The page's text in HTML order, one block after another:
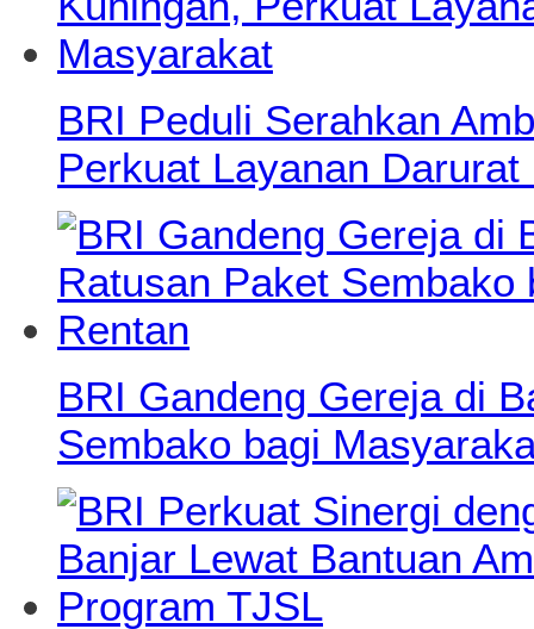
BRI Peduli Serahkan
Perkuat Layanan
BRI Gandeng Gereja di
Sembako bagi